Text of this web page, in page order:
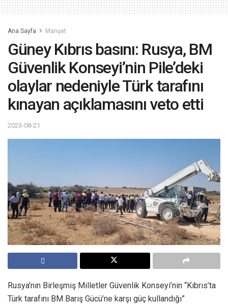
Ana Sayfa Manşet
Güney Kıbrıs basını: Rusya, BM
Güvenlik Konseyi’nin Pile’deki
olaylar nedeniyle Türk tarafını
kınayan açıklamasını veto etti
2023-08-21
Rusya’nın Birleşmiş Milletler Güvenlik Konseyi’nin “Kıbrıs’ta
Türk tarafını BM Barış Gücü’ne karşı güç kullandığı”